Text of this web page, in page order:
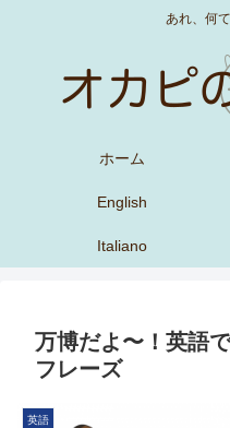
あれ、何
ホーム
English
Italiano
万博だよ〜！英語
フレーズ
英語